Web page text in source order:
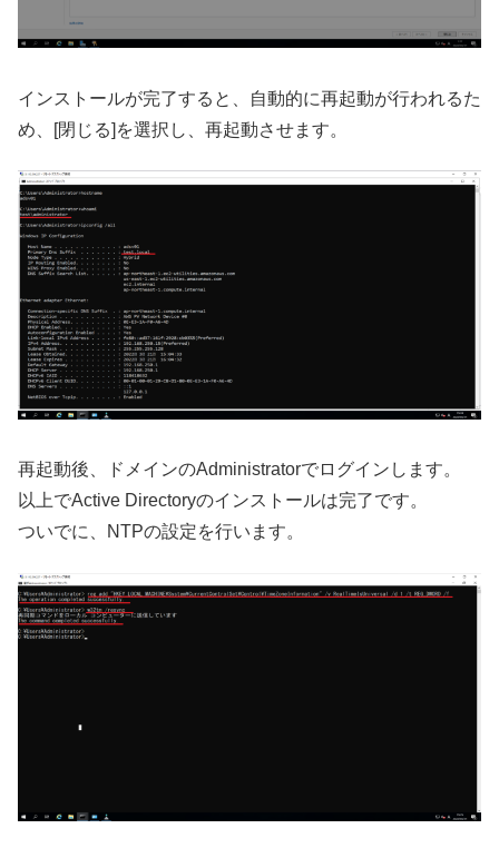
インストールが完了すると、自動的に再起動が行われるた
め、[閉じる]を選択し、再起動させます。
再起動後、ドメインのAdministratorでログインします。
以上でActive Directoryのインストールは完了です。
ついでに、NTPの設定を行います。